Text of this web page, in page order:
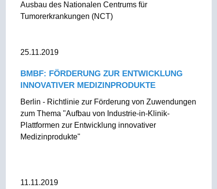
Ausbau des Nationalen Centrums für
Tumorerkrankungen (NCT)
25.11.2019
BMBF: FÖRDERUNG ZUR ENTWICKLUNG
INNOVATIVER MEDIZINPRODUKTE
Berlin - Richtlinie zur Förderung von Zuwendungen
zum Thema "Aufbau von Industrie-in-Klinik-
Plattformen zur Entwicklung innovativer
Medizinprodukte"
11.11.2019